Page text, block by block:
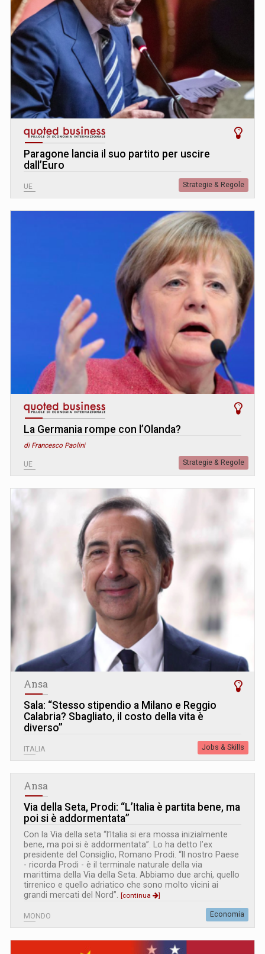
Paragone lancia il suo partito per uscire
dall’Euro
UE Strategie & Regole
La Germania rompe con l’Olanda?
di Francesco Paolini
UE Strategie & Regole
Ansa
Sala: “Stesso stipendio a Milano e Reggio
Calabria? Sbagliato, il costo della vita è
diverso”
ITALIA Jobs & Skills
Ansa
Via della Seta, Prodi: “L’Italia è partita bene, ma
poi si è addormentata”
Con la Via della seta “l’Italia si era mossa inizialmente
bene, ma poi si è addormentata”. Lo ha detto l’ex
presidente del Consiglio, Romano Prodi. “Il nostro Paese
- ricorda Prodi - è il terminale naturale della via
marittima della Via della Seta. Abbiamo due archi, quello
tirrenico e quello adriatico che sono molto vicini ai
grandi mercati del Nord”. [continua ]
MONDO Economia